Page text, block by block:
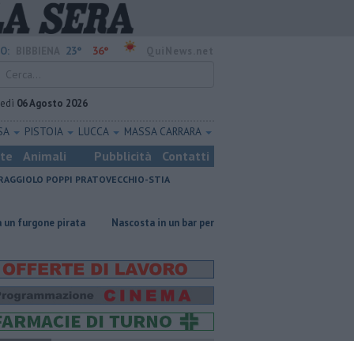
23° 36°
06 Agosto 2026
PISTOIA LUCCA MASSA CARRARA
Animali Pubblicità Contatti
POPPI PRATOVECCHIO-STIA
Nascosta in un bar per sfuggire alla furia del compagno